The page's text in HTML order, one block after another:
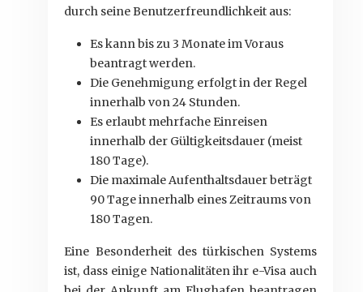
durch seine Benutzerfreundlichkeit aus:
Es kann bis zu 3 Monate im Voraus
beantragt werden.
Die Genehmigung erfolgt in der Regel
innerhalb von 24 Stunden.
Es erlaubt mehrfache Einreisen
innerhalb der Gültigkeitsdauer (meist
180 Tage).
Die maximale Aufenthaltsdauer beträgt
90 Tage innerhalb eines Zeitraums von
180 Tagen.
Eine Besonderheit des türkischen Systems
ist, dass einige Nationalitäten ihr e-Visa auch